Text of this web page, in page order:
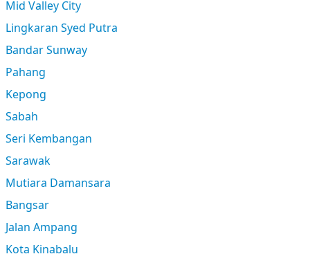
Mid Valley City
Lingkaran Syed Putra
Bandar Sunway
Pahang
Kepong
Sabah
Seri Kembangan
Sarawak
Mutiara Damansara
Bangsar
Jalan Ampang
Kota Kinabalu